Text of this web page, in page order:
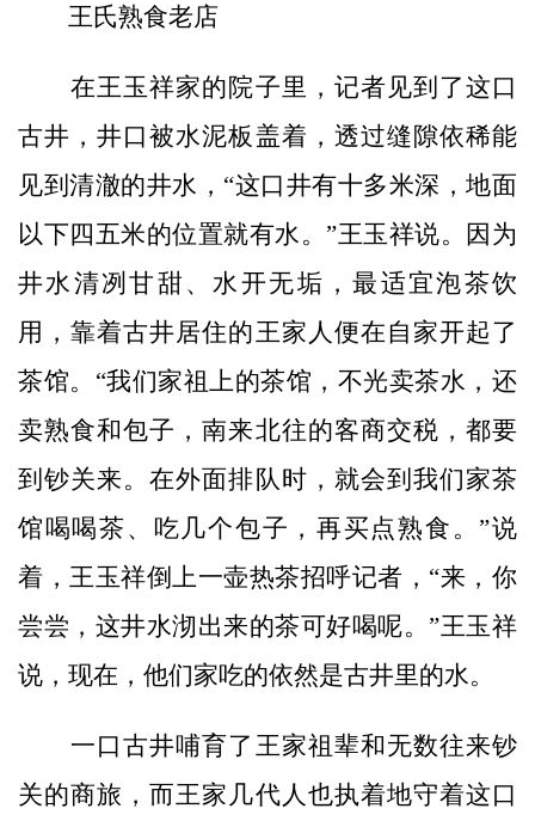
王氏熟食老店
在王玉祥家的院子里，记者见到了这口
古井，井口被水泥板盖着，透过缝隙依稀能
见到清澈的井水，“这口井有十多米深，地面
以下四五米的位置就有水。”王玉祥说。因为
井水清冽甘甜、水开无垢，最适宜泡茶饮
用，靠着古井居住的王家人便在自家开起了
茶馆。“我们家祖上的茶馆，不光卖茶水，还
卖熟食和包子，南来北往的客商交税，都要
到钞关来。在外面排队时，就会到我们家茶
馆喝喝茶、吃几个包子，再买点熟食。”说
着，王玉祥倒上一壶热茶招呼记者，“来，你
尝尝，这井水沏出来的茶可好喝呢。”王玉祥
说，现在，他们家吃的依然是古井里的水。
一口古井哺育了王家祖辈和无数往来钞
关的商旅，而王家几代人也执着地守着这口